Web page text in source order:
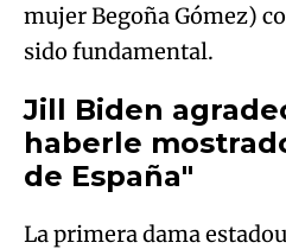
mujer Begoña Gómez)
sido fundamental.
Jill Biden
haberle
de España"
La primera dama